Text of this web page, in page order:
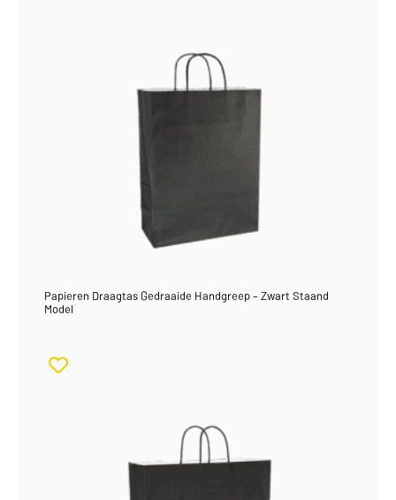
Papieren Draagtas Gedraaide Handgreep – Zwart Staand
Model